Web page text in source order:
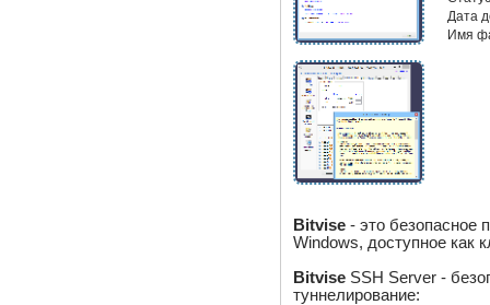
Дата
Имя
Bitvise - это безопасное
Windows, доступное как
Bitvise SSH Server -
туннелирование: